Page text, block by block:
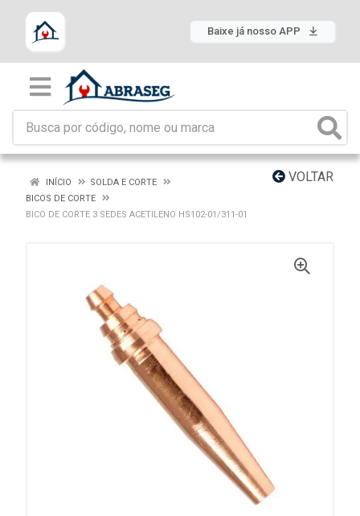
Baixe já nosso APP
VOLTAR
INÍCIO
SOLDA E CORTE
BICOS DE CORTE
BICO DE CORTE 3 SEDES ACETILENO HS102-01/311-01